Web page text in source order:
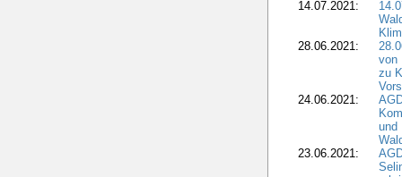
14.07.2021:
28.06.2021:
von
zu
24.06.2021:
und
23.06.2021: